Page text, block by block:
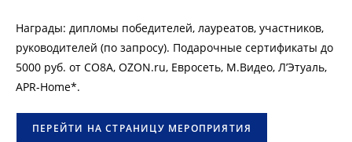
Награды: дипломы победителей, лауреатов, участников,
руководителей (по запросу). Подарочные сертификаты до
5000 руб. от CO8A, OZON.ru, Евросеть, М.Видео, Л’Этуаль,
APR-Home*.​
ПЕРЕЙТИ НА СТРАНИЦУ МЕРОПРИЯТИЯ